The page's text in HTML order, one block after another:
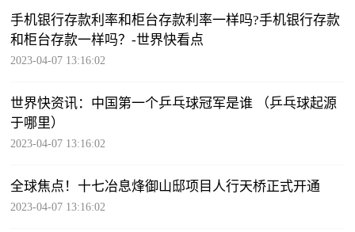
手机银行存款利率和柜台存款利率一样吗?手机银行存款
和柜台存款一样吗？-世界快看点
2023-04-07 13:16:02
世界快资讯：中国第一个乒乓球冠军是谁 （乒乓球起源
于哪里）
2023-04-07 13:16:02
全球焦点！十七冶息烽御山邸项目人行天桥正式开通
2023-04-07 13:16:02